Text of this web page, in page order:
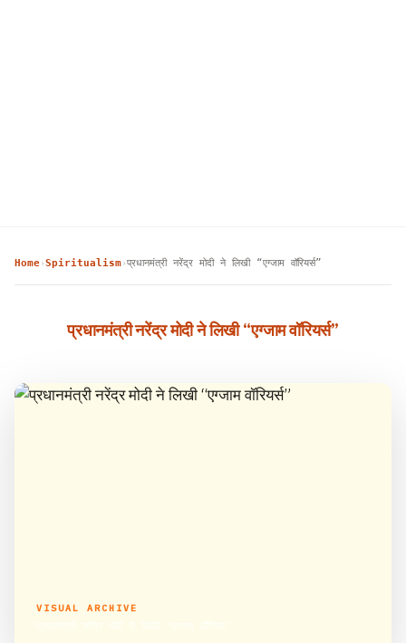
Home›Spiritualism›प्रधानमंत्री नरेंद्र मोदी ने लिखी “एग्जाम वॉरियर्स”
प्रधानमंत्री नरेंद्र मोदी ने लिखी “एग्जाम वॉरियर्स”
VISUAL ARCHIVE